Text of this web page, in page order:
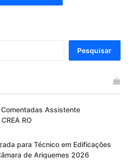
Pesquisar
Assistente
RO
para Técnico em Edificações
de Ariquemes 2026